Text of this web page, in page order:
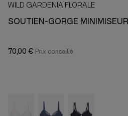
WILD GARDENIA FLORALE
SOUTIEN-GORGE MINIMISEUR
70,00 €